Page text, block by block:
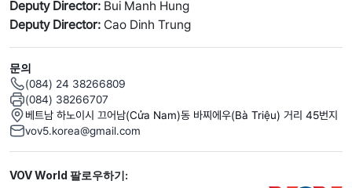
Deputy Director: Bui Manh Hung
Deputy Director: Cao Dinh Trung
문의
(084) 24 38266809
(084) 38266707
베트남 하노이시 끄어남(Cửa Nam)동 바찌에우(Bà Triệu) 거리 45번지
vov5.korea@gmail.com
Mạng xã hội
VOV World 팔로우하기: